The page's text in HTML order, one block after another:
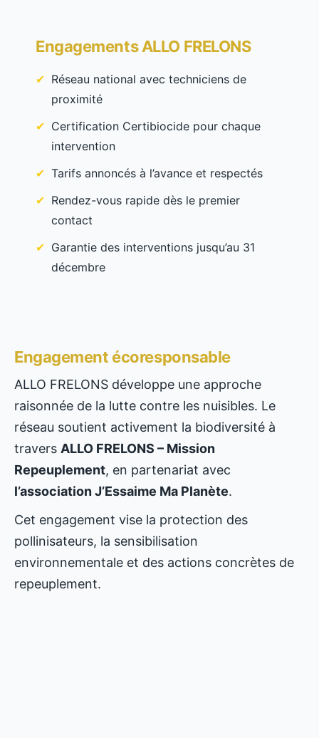
Engagements ALLO FRELONS
Réseau national avec techniciens de
proximité
Certification Certibiocide pour chaque
intervention
Tarifs annoncés à l’avance et respectés
Rendez-vous rapide dès le premier
contact
Garantie des interventions jusqu’au 31
décembre
Engagement écoresponsable
ALLO FRELONS développe une approche
raisonnée de la lutte contre les nuisibles. Le
réseau soutient activement la biodiversité à
travers ALLO FRELONS – Mission
Repeuplement, en partenariat avec
l’association J’Essaime Ma Planète.
Cet engagement vise la protection des
pollinisateurs, la sensibilisation
environnementale et des actions concrètes de
repeuplement.